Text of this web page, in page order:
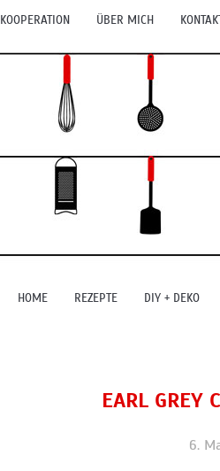
KOOPERATION ÜBER MICH
HOME REZEPTE DIY + DEKO
EARL GREY
6.